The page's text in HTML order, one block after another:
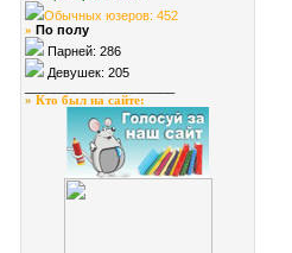
Обычных юзеров: 452
» По полу
Парней: 286
Девушек: 205
» Кто был на сайте: